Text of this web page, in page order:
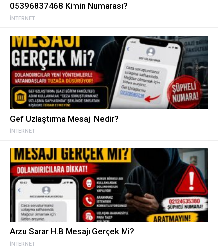
İNTERNET
05396837468 Kimin Numarası?
İNTERNET
Gef Uzlaştırma Mesajı Nedir?
İNTERNET
Arzu Sarar H.B Mesajı Gerçek Mi?